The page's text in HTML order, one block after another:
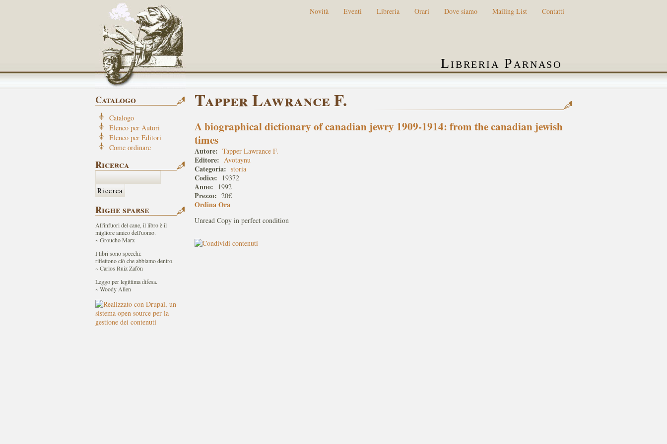
Libreria Parnaso
Novità Eventi Libreria Orari Dove siamo Mailing List Contatti
Tapper Lawrance F.
A biographical dictionary of canadian jewry 1909-1914: from the canadian jewish
times
Autore: Tapper Lawrance F.
Editore: Avotaynu
Categoria: storia
Codice: 19372
Anno: 1992
Prezzo: 20€
Ordina Ora
Unread Copy in perfect condition
Catalogo
Catalogo
Elenco per Autori
Elenco per Editori
Come ordinare
Ricerca
Righe sparse
All'infuori del cane, il libro è il
migliore amico dell'uomo.
~ Groucho Marx
I libri sono specchi:
riflettono ciò che abbiamo dentro.
~ Carlos Ruiz Zafón
Leggo per legittima difesa.
~ Woody Allen